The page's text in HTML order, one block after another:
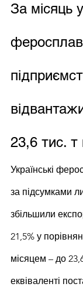
За місяць
23,6 тис. т
Українські
за підсумками
збільшили
21,5% у
місяцем – до
еквіваленті